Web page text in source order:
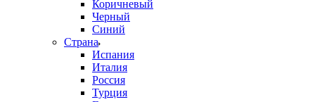
Коричневый
Черный
Синий
Страна
Испания
Италия
Россия
Турция